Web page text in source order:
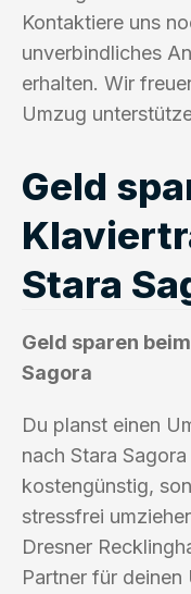
Kontaktiere uns
unverbindliches
erhalten. Wir
Umzug
Geld
Stara
Geld sparen beim
Sagora
Du planst einen
nach Stara
kostengünstig,
stressfrei
Dresner
Partner für